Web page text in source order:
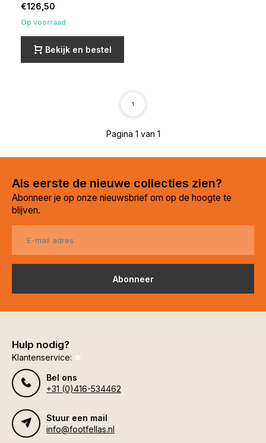
€126,50
Op voorraad
Bekijk en bestel
Pagina 1 van 1
1
Als eerste de nieuwe collecties zien?
Abonneer je op onze nieuwsbrief om op de hoogte te
blijven.
Abonneer
Hulp nodig?
Klantenservice:
Bel ons
+31 (0)416-534462
Stuur een mail
info@footfellas.nl